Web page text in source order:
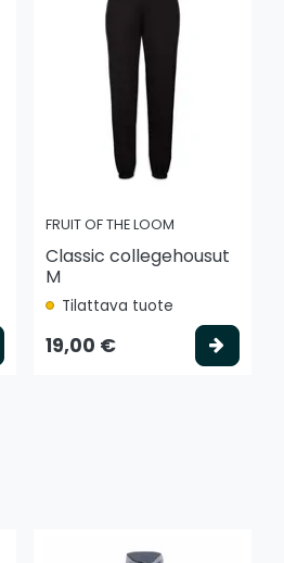
Valitse vaihtoehto
FRUIT OF THE LOOM
Classic collegehousut
M
Tilattava tuote
19,00 €